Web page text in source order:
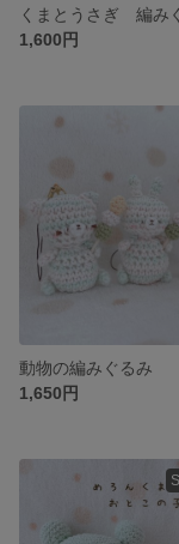
くまとうさぎ 編み
1,600円
動物の編みぐるみ
1,650円